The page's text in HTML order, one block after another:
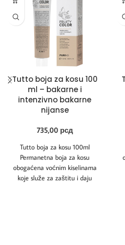
Tutto boja za kosu 100
ml – bakarne i
intenzivno bakarne
nijanse
735,00 рсд
Tutto boja za kosu 100ml
Permanetna boja za kosu
obogaćena voćnim kiselinama
koje služe za zaštitu i daju